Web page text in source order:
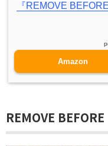
『REMOVE
Amazon
REMOVE